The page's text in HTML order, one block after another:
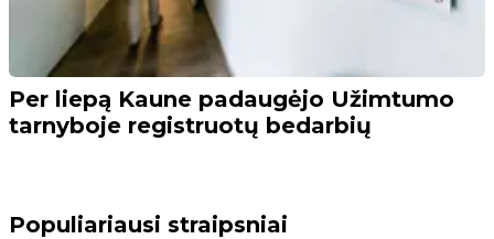
Per liepą Kaune padaugėjo Užimtumo
tarnyboje registruotų bedarbių
Populiariausi straipsniai